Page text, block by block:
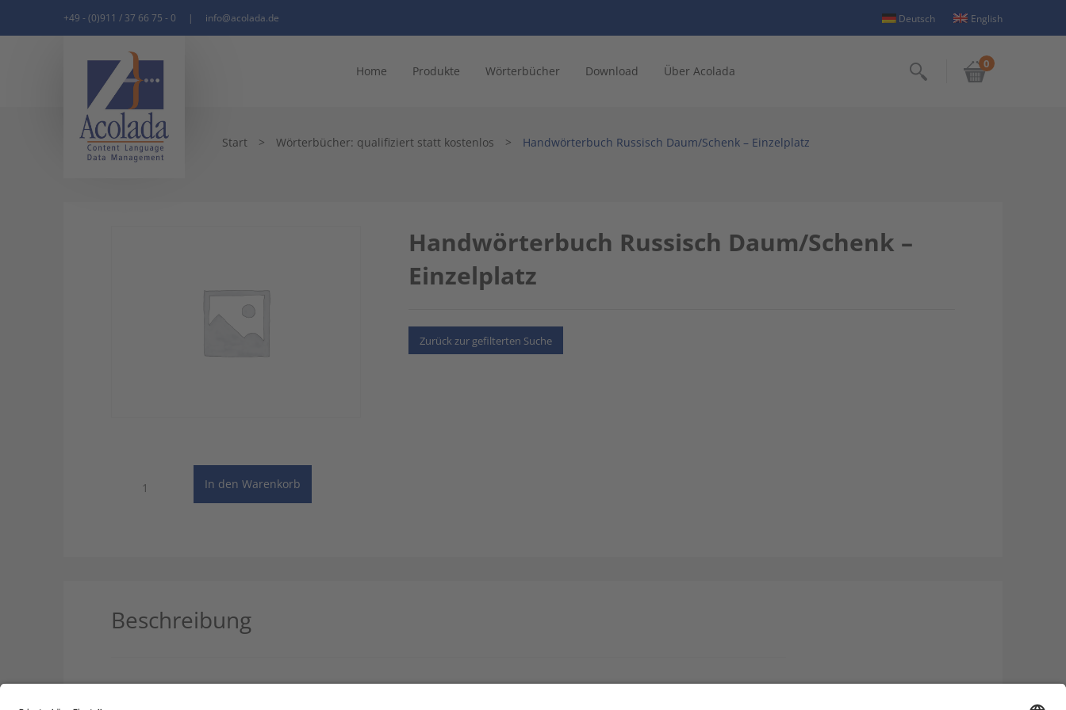
+49 - (0)911 / 37 66 75 - 0 | info@acolada.de Deutsch English
Home Produkte Wörterbücher Download Über Acolada Suchen
0
Start > Wörterbücher: qualifiziert statt kostenlos > Handwörterbuch Russisch Daum/Schenk – Einzelplatz
Handwörterbuch Russisch Daum/Schenk –
Einzelplatz
Zurück zur gefilterten Suche
Russisch
In den Warenkorb
Beschreibung